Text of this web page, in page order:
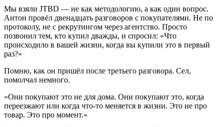
Мы взяли JTBD — не как методологию, а как один вопрос.
Антон провёл двенадцать разговоров с покупателями. Не по
протоколу, не с рекрутингом через агентство. Просто
позвонил тем, кто купил дважды, и спросил: «Что
происходило в вашей жизни, когда вы купили это в первый
раз?»
Помню, как он пришёл после третьего разговора. Сел,
помолчал немного.
«Они покупают это не для дома. Они покупают это, когда
переезжают или когда что-то меняется в жизни. Это не про
товар. Это про момент.»